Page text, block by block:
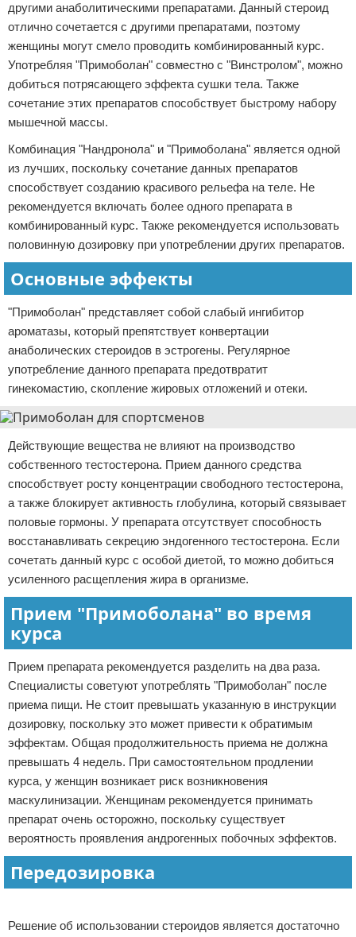
другими анаболитическими препаратами. Данный стероид
отлично сочетается с другими препаратами, поэтому
женщины могут смело проводить комбинированный курс.
Употребляя "Примоболан" совместно с "Винстролом", можно
добиться потрясающего эффекта сушки тела. Также
сочетание этих препаратов способствует быстрому набору
мышечной массы.
Комбинация "Нандронола" и "Примоболана" является одной
из лучших, поскольку сочетание данных препаратов
способствует созданию красивого рельефа на теле. Не
рекомендуется включать более одного препарата в
комбинированный курс. Также рекомендуется использовать
половинную дозировку при употреблении других препаратов.
Основные эффекты
"Примоболан" представляет собой слабый ингибитор
ароматазы, который препятствует конвертации
анаболических стероидов в эстрогены. Регулярное
употребление данного препарата предотвратит
гинекомастию, скопление жировых отложений и отеки.
Действующие вещества не влияют на производство
собственного тестостерона. Прием данного средства
способствует росту концентрации свободного тестостерона,
а также блокирует активность глобулина, который связывает
половые гормоны. У препарата отсутствует способность
восстанавливать секрецию эндогенного тестостерона. Если
сочетать данный курс с особой диетой, то можно добиться
усиленного расщепления жира в организме.
Прием "Примоболана" во время
курса
Прием препарата рекомендуется разделить на два раза.
Специалисты советуют употреблять "Примоболан" после
приема пищи. Не стоит превышать указанную в инструкции
дозировку, поскольку это может привести к обратимым
эффектам. Общая продолжительность приема не должна
превышать 4 недель. При самостоятельном продлении
курса, у женщин возникает риск возникновения
маскулинизации. Женщинам рекомендуется принимать
препарат очень осторожно, поскольку существует
вероятность проявления андрогенных побочных эффектов.
Передозировка
Решение об использовании стероидов является достаточно